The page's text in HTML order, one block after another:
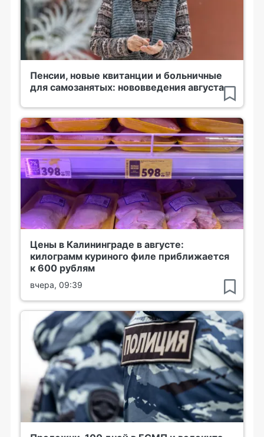
Пенсии, новые квитанции и больничные
для самозанятых: нововведения августа
Цены в Калининграде в августе:
килограмм куриного филе приближается
к 600 рублям
вчера, 09:39